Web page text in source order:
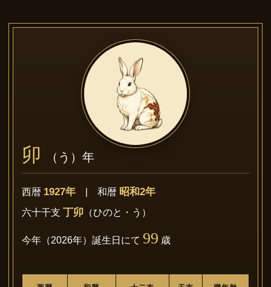
卯 （う）年
西暦 1927年 | 和暦 昭和2年
六十干支 丁卯 （ひのと・う）
今年（2026年）誕生日にて 99 歳